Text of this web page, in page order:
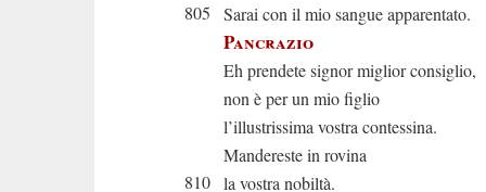
805
Sarai con il mio sangue apparentato.
Pancrazio
Eh prendete signor miglior consiglio,
non è per un mio figlio
l’illustrissima vostra contessina.
Mandereste in rovina
810 la vostra nobiltà.